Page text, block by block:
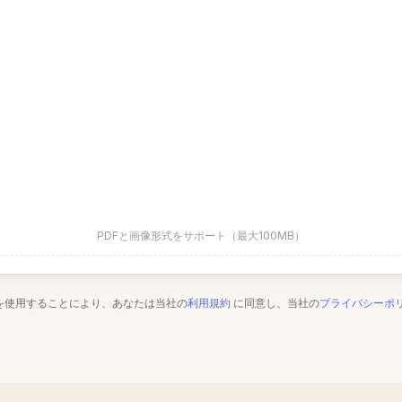
PDFと画像形式をサポート（最大100MB）
使用することにより、あなたは当社の利用規約 に同意し、当社のプライバシーポ